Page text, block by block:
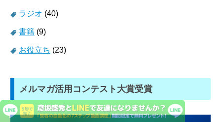
ラジオ (40)
書籍 (9)
お役立ち (23)
メルマガ活用コンテスト大賞受賞